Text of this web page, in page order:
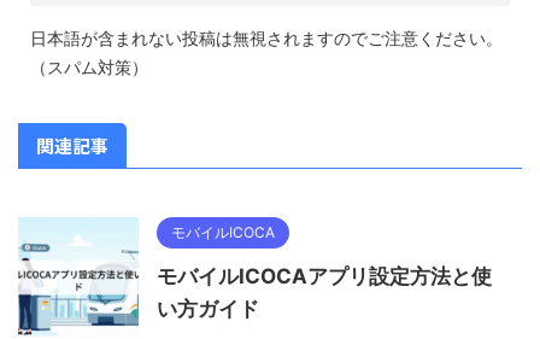
日本語が含まれない投稿は無視されますのでご注意ください。
（スパム対策）
関連記事
モバイルICOCA
モバイルICOCAアプリ設定方法と使
い方ガイド